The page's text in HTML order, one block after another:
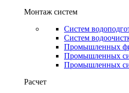
Монтаж систем
Систем
Систем
Промышленных
Промышленных
Промышленных
Расчет